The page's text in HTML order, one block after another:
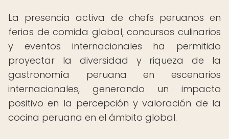
La presencia activa de chefs peruanos en
ferias de comida global, concursos culinarios
y eventos internacionales ha permitido
proyectar la diversidad y riqueza de la
gastronomía peruana en escenarios
internacionales, generando un impacto
positivo en la percepción y valoración de la
cocina peruana en el ámbito global.